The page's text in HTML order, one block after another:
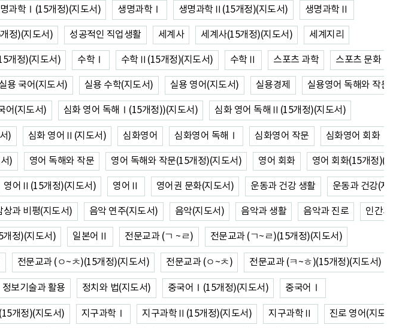
과학Ⅰ(15개정)(지도서) 생명과학Ⅰ 생명과학Ⅱ(15개정)(지도서) 생명과학Ⅱ
정)(지도서) 성공적인 직업생활 세계사 세계사(15개정)(지도서) 세계지리
개정)(지도서) 수학Ⅰ 수학Ⅱ(15개정)(지도서) 수학Ⅱ 스포츠 과학 스포츠 문화
용 국어(지도서) 실용 수학(지도서) 실용 영어(지도서) 실용경제 실용영어 독해와 작문
어(지도서) 심화 영어 독해Ⅰ(15개정))(지도서) 심화 영어 독해Ⅱ(15개정)(지도서)
) 심화 영어Ⅱ(지도서) 심화영어 심화영어 독해Ⅰ 심화영어 작문 심화영어 회화Ⅰ
) 영어 독해와 작문 영어 독해와 작문(15개정)(지도서) 영어 회화 영어 회화(15개정)(
영어Ⅱ(15개정)(지도서) 영어Ⅱ 영어권 문화(지도서) 운동과 건강 생활 운동과 건강(지
상과 비평(지도서) 음악 연주(지도서) 음악(지도서) 음악과 생활 음악과 진로 인간과
정)(지도서) 일본어Ⅱ 전문교과 (ㄱ ~ㄹ) 전문교과 (ㄱ~ㄹ)(15개정)(지도서)
전문교과 (ㅇ~ㅊ)(15개정)(지도서) 전문교과 (ㅇ~ㅊ) 전문교과 (ㅋ~ㅎ)(15개정)(지도서)
정보기술과 활용 정치와 법(지도서) 중국어Ⅰ(15개정)(지도서) 중국어Ⅰ
개정)(지도서) 지구과학Ⅰ 지구과학Ⅱ(15개정)(지도서) 지구과학Ⅱ 진로 영어(지도